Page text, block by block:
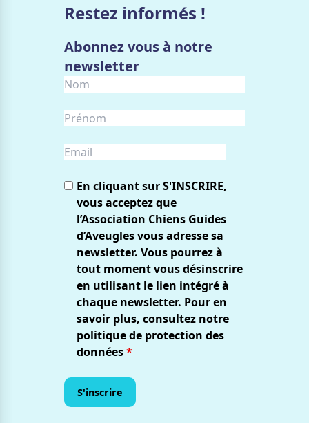
Restez informés !
Abonnez vous à notre
newsletter
En cliquant sur S'INSCRIRE,
vous acceptez que
l’Association Chiens Guides
d’Aveugles vous adresse sa
newsletter. Vous pourrez à
tout moment vous désinscrire
en utilisant le lien intégré à
chaque newsletter. Pour en
savoir plus, consultez notre
politique de protection des
données*